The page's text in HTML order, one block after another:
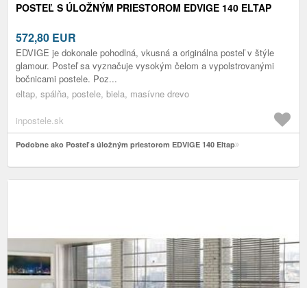
POSTEĽ S ÚLOŽNÝM PRIESTOROM EDVIGE 140 ELTAP
572,80 EUR
EDVIGE je dokonale pohodlná, vkusná a originálna posteľ v štýle
glamour. Posteľ sa vyznačuje vysokým čelom a vypolstrovanými
bočnicami postele. Poz...
eltap, spálňa, postele, biela, masívne drevo
inpostele.sk
Podobne ako Posteľ s úložným priestorom EDVIGE 140 Eltap